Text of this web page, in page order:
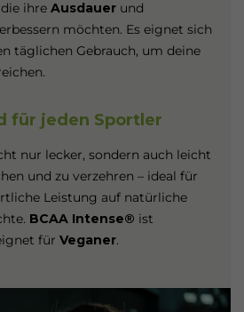
ihreAusdauerund
möchten. Es eignet sich
täglichen Gebrauch, um deine
für jeden Sportler
nur lecker, sondern auch leicht
und zu verzehren – ideal für
Leistung auf natürliche
BCAA Intense® ist
für Veganer.